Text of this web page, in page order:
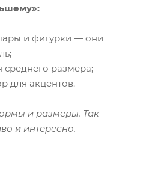
и фигурки — они
среднего размера;
для акцентов.
и размеры. Так
и интересно.